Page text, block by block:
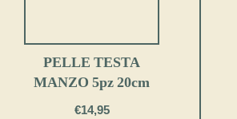
PELLE TESTA
MANZO 5pz 20cm
€14,95